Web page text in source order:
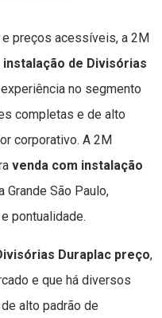
preços acessíveis, a 2M
instalação de Divisórias
no segmento
completas e de alto
corporativo. A 2M
venda com instalação
Grande São Paulo,
pontualidade.
Duraplac preço,
e que há diversos
alto padrão de